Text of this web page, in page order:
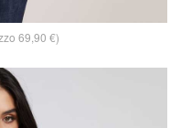
69,90 €)